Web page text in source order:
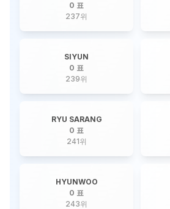
0 표
237위
SIYUN
0 표
239위
RYU SARANG
0 표
241위
HYUNWOO
0 표
243위